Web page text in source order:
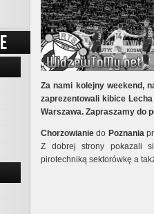
Za nami kolejny weekend,
zaprezentowali kibice
Warszawa. Zapraszamy do
Chorzowianie do Poznania
Z dobrej strony pokazali
pirotechniką sektorówkę a